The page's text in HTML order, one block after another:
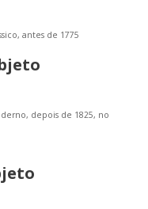
antes de 1775
depois de 1825, no